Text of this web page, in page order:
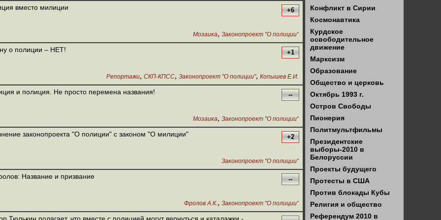
вместо милиции +6
Мозаика, Законопроект "О полиции"
о полиции – НЕТ! +1
Репортажи, СКП-КПСС, Законопроект "О полиции", Копышев Е.И.
и полиция. Не просто перемена названия! --
Мозаика, Законопроект "О полиции"
законопроекта "О полиции" с законом "О милиции" +2
Законопроект "О полиции"
Название и призвание --
Фролов А.К., Законопроект "О полиции"
Конфликт в Сирии
Космонавтика
Курдское
освободительное
движение
Марксизм
Образование
Общество и церковь
Октябрь 1993 г.
Остров Свободы
Пионерия
Политмультфильмы
Президентские
выборы-2010 в
Белоруссии
Проекты будущего
Протесты в США
Против блокады Кубы
Религия и общество
Референдум 2010 в